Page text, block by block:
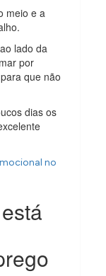
meio e a
lado da
por
que não
dias os
no